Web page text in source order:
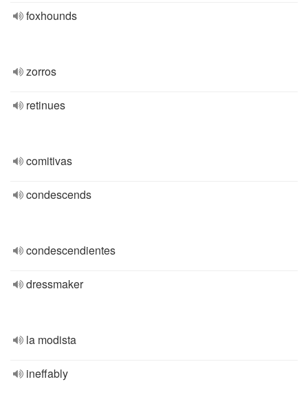
foxhounds
zorros
retinues
comitivas
condescends
condescendientes
dressmaker
la modista
ineffably